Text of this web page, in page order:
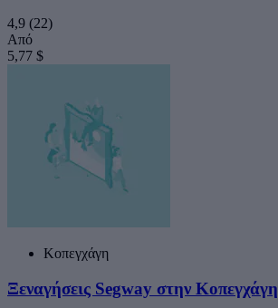
4,9 (22)
Από
5,77 $
Κοπεγχάγη
Ξεναγήσεις Segway στην Κοπεγχάγη